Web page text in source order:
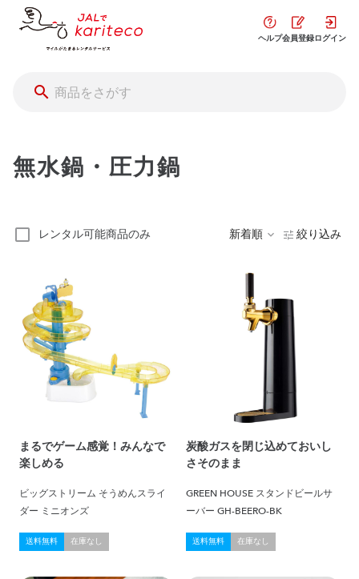
ヘルプ会員登録ログイン
無水鍋・圧力鍋
レンタル可能商品のみ 新着順 絞り込み
まるでゲーム感覚！みんなで
楽しめる
ビッグストリーム そうめんスライ
ダー ミニオンズ
送料無料 在庫なし
炭酸ガスを閉じ込めておいし
さそのまま
GREEN HOUSE スタンドビールサ
ーバー GH-BEERO-BK
送料無料 在庫なし